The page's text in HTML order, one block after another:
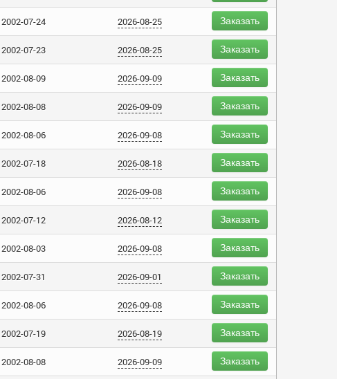
2002-07-24 2026-08-25 Заказать
2002-07-23 2026-08-25 Заказать
2002-08-09 2026-09-09 Заказать
2002-08-08 2026-09-09 Заказать
2002-08-06 2026-09-08 Заказать
2002-07-18 2026-08-18 Заказать
2002-08-06 2026-09-08 Заказать
2002-07-12 2026-08-12 Заказать
2002-08-03 2026-09-08 Заказать
2002-07-31 2026-09-01 Заказать
2002-08-06 2026-09-08 Заказать
2002-07-19 2026-08-19 Заказать
2002-08-08 2026-09-09 Заказать